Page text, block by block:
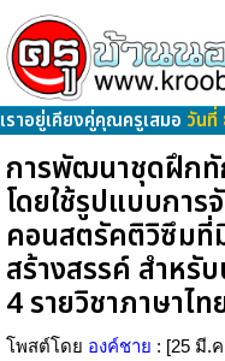
เราอยู่เคียงคู่คุณครูเสมอ วันที่
การพัฒนาชุดฝึกทั
โดยใช้รูปแบบการ
คอนสตรัคติวิซึมที่
สร้างสรรค์ สำหรั
4 รายวิชาภาษาไ
โพสต์โดย องค์ชาย : [25 มี.